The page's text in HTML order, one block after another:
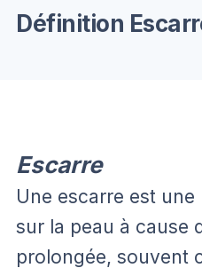
Définition
Escarre
Une escarre est
sur la peau à cause
prolongée, souvent